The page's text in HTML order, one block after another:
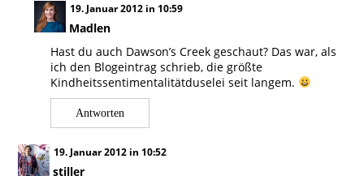
Madlen
19. Januar 2012 in 10:59
Hast du auch Dawson’s Creek geschaut? Das war, als
ich den Blogeintrag schrieb, die größte
Kindheitssentimentalitätduselei seit langem.
Antworten
stiller
19. Januar 2012 in 10:52